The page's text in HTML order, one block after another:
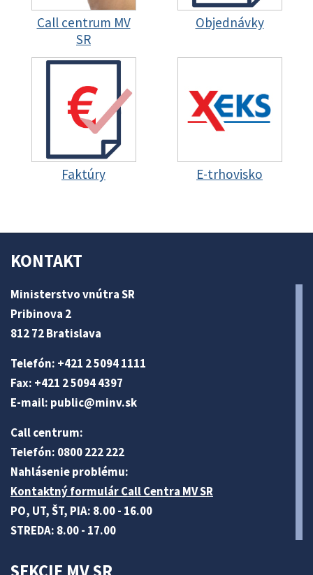
Call centrum MV
SR
Objednávky
Faktúry E-trhovisko
KONTAKT
Ministerstvo vnútra SR
Pribinova 2
812 72 Bratislava
Telefón: +421 2 5094 1111
Fax: +421 2 5094 4397
E-mail: public@minv.sk
Call centrum:
Telefón: 0800 222 222
Nahlásenie problému:
Kontaktný formulár Call Centra MV SR
PO, UT, ŠT, PIA: 8.00 - 16.00
STREDA: 8.00 - 17.00